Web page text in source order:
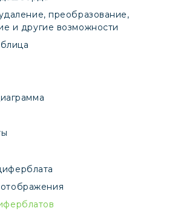
преобразование,
и другие возможности